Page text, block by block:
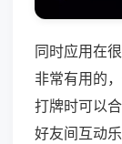
同时应用在
非常有用的
打牌时可以
好友间互动乐